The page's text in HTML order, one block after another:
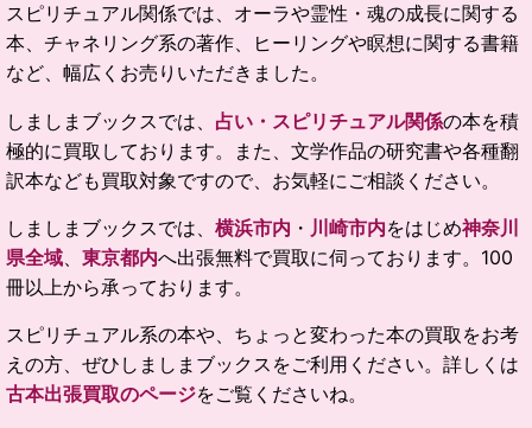
スピリチュアル関係では、オーラや霊性・魂の成長に関する
本、チャネリング系の著作、ヒーリングや瞑想に関する書籍
など、幅広くお売りいただきました。
しましまブックスでは、 占い・スピリチュアル関係の本を積
極的に買取しております。また、文学作品の研究書や各種翻
訳本なども買取対象ですので、お気軽にご相談ください。
しましまブックスでは、 横浜市内 ・ 川崎市内をはじめ神奈川
県全域
東京都内へ出張無料で買取に伺っております。100
冊以上から承っております。
スピリチュアル系の本や、ちょっと変わった本の買取をお考
えの方、ぜひしましまブックスをご利用ください。詳しくは
古本出張買取のページをご覧くださいね。